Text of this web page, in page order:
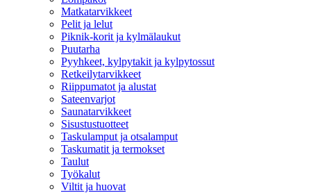
Matkatarvikkeet
Pelit ja lelut
Piknik-korit ja kylmälaukut
Puutarha
Pyyhkeet, kylpytakit ja kylpytossut
Retkeilytarvikkeet
Riippumatot ja alustat
Sateenvarjot
Saunatarvikkeet
Sisustustuotteet
Taskulamput ja otsalamput
Taskumatit ja termokset
Taulut
Työkalut
Viltit ja huovat